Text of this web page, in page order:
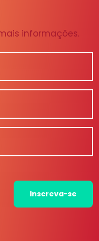
informações.
Inscreva-se